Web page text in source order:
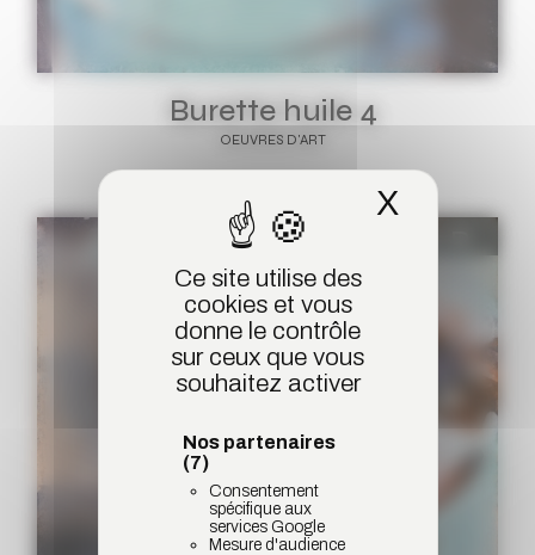
Burette huile 4
OEUVRES D'ART
Ce site utilise des
cookies et vous
donne le contrôle
sur ceux que vous
souhaitez activer
Nos partenaires
(7)
Consentement
spécifique aux
services Google
Mesure d'audience
X